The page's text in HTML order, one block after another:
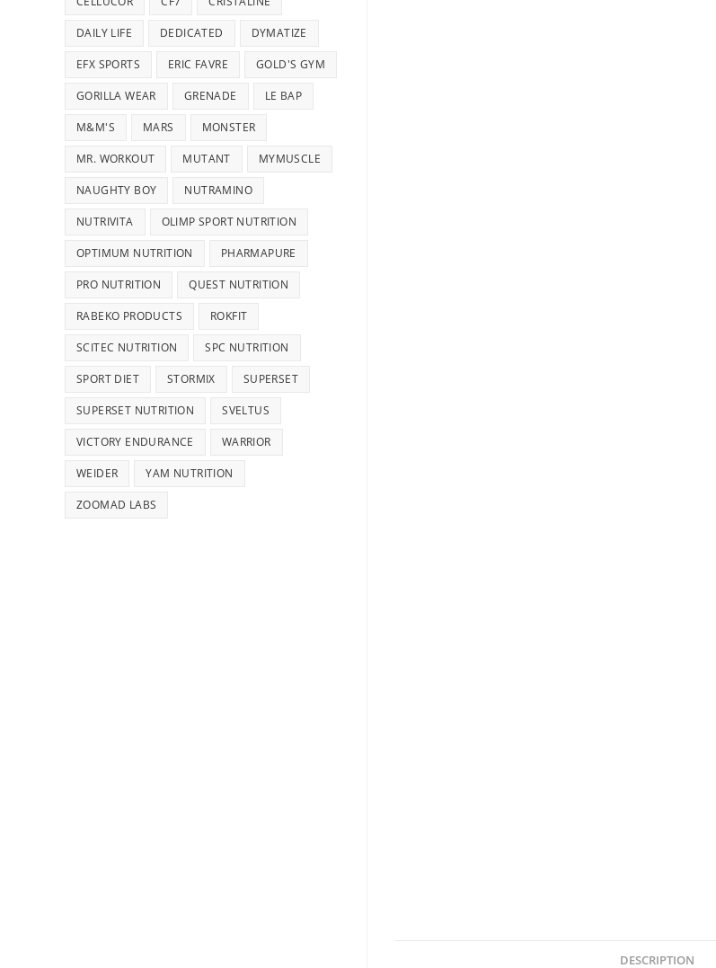
DESCRIPTION
DAILY LIFE DEDICATED DYMATIZE
EFX SPORTS ERIC FAVRE GOLD'S GYM
GORILLA WEAR GRENADE LE BAP
M&M'S MARS MONSTER
MR. WORKOUT MUTANT MYMUSCLE
NAUGHTY BOY NUTRAMINO
NUTRIVITA OLIMP SPORT NUTRITION
OPTIMUM NUTRITION PHARMAPURE
PRO NUTRITION QUEST NUTRITION
RABEKO PRODUCTS ROKFIT
SCITEC NUTRITION SPC NUTRITION
SPORT DIET STORMIX SUPERSET
SUPERSET NUTRITION SVELTUS
VICTORY ENDURANCE WARRIOR
WEIDER YAM NUTRITION
ZOOMAD LABS